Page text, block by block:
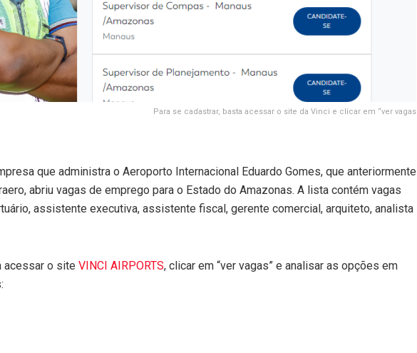
Para se cadastrar, basta acessar o site da Vinci e clicar em “ver vagas
que administra o Aeroporto Internacional Eduardo Gomes, que anteriormente
abriu vagas de emprego para o Estado do Amazonas. A lista contém vagas
assistente executiva, assistente fiscal, gerente comercial, arquiteto, analista
acessar o site VINCI AIRPORTS, clicar em “ver vagas” e analisar as opções em